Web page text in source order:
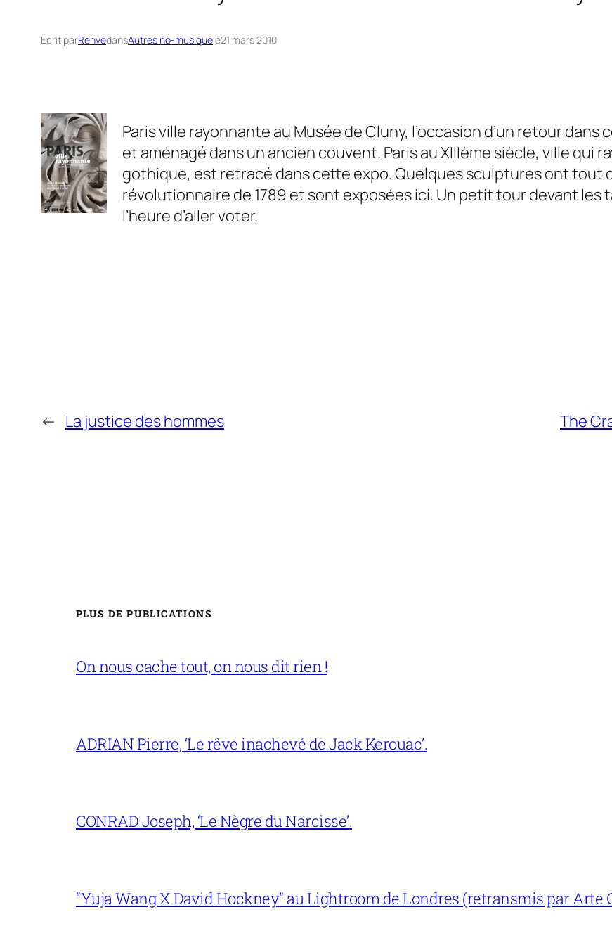
Écrit parRehvedansAutres no-musiquele21 mars 2010
Paris ville rayonnante au Musée de Cluny, l’occasion d’un retour
et aménagé dans un ancien couvent. Paris au XIIIème siècle, ville qui
gothique, est retracé dans cette expo. Quelques sculptures ont tout
révolutionnaire de 1789 et sont exposées ici. Un petit tour devant les
l’heure d’aller voter.
← La justice des hommes The
PLUS DE PUBLICATIONS
On nous cache tout, on nous dit rien !
ADRIAN Pierre, ‘Le rêve inachevé de Jack Kerouac’.
CONRAD Joseph, ‘Le Nègre du Narcisse’.
“Yuja Wang X David Hockney” au Lightroom de Londres (retransmis par Arte